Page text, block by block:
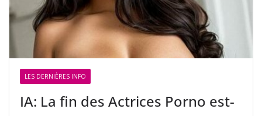
LES DERNIÈRES INFO
IA: La fin des Actrices Porno est-